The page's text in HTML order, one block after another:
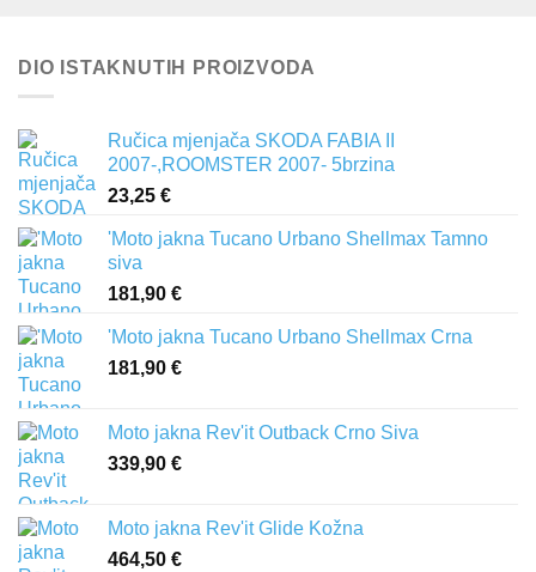
DIO ISTAKNUTIH PROIZVODA
Ručica mjenjača SKODA FABIA II
2007-,ROOMSTER 2007- 5brzina
23,25 €
'Moto jakna Tucano Urbano Shellmax Tamno
siva
181,90 €
'Moto jakna Tucano Urbano Shellmax Crna
181,90 €
Moto jakna Rev'it Outback Crno Siva
339,90 €
Moto jakna Rev'it Glide Kožna
464,50 €